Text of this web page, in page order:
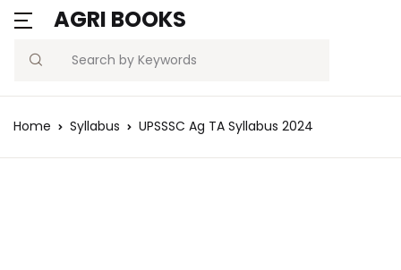
AGRI BOOKS
Search
Home Syllabus UPSSSC Ag TA Syllabus 2024